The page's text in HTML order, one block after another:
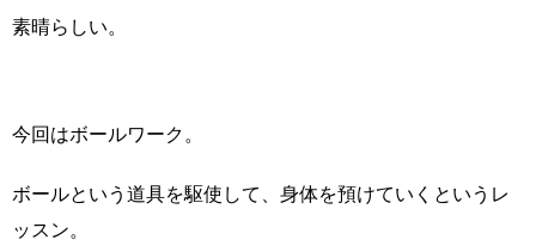
素晴らしい。
今回はボールワーク。
ボールという道具を駆使して、身体を預けていくというレ
ッスン。